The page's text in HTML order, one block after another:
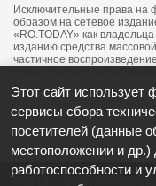
Исключительные права на
образом на сетевое
«RO.TODAY» как
изданию средства
частичное
© 2018 — 2025, «РО
Этот сайт использует
сервисы сбора
посетителей (данные
местоположении и др.)
работоспособности и